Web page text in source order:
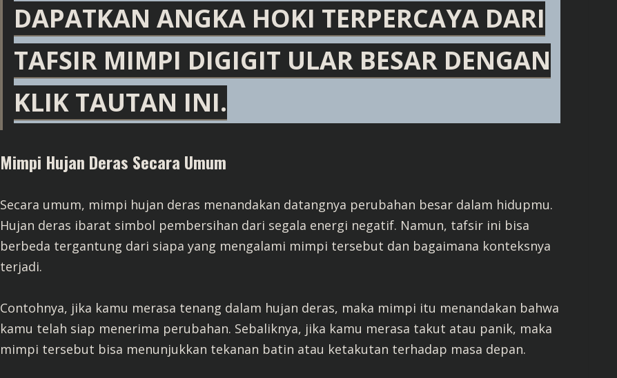
DAPATKAN ANGKA HOKI TERPERCAYA DARI
TAFSIR MIMPI DIGIGIT ULAR BESAR DENGAN
KLIK TAUTAN INI.
Mimpi Hujan Deras Secara Umum
Secara umum, mimpi hujan deras menandakan datangnya perubahan besar dalam hidupmu.
Hujan deras ibarat simbol pembersihan dari segala energi negatif. Namun, tafsir ini bisa
berbeda tergantung dari siapa yang mengalami mimpi tersebut dan bagaimana konteksnya
terjadi.
Contohnya, jika kamu merasa tenang dalam hujan deras, maka mimpi itu menandakan bahwa
kamu telah siap menerima perubahan. Sebaliknya, jika kamu merasa takut atau panik, maka
mimpi tersebut bisa menunjukkan tekanan batin atau ketakutan terhadap masa depan.